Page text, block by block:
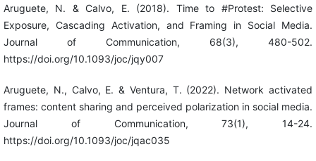
Aruguete, N. & Calvo, E. (2018). Time to #Protest: Selective
Exposure, Cascading Activation, and Framing in Social Media.
Journal of Communication, 68(3), 480-502.
https://doi.org/10.1093/joc/jqy007
Aruguete, N., Calvo, E. & Ventura, T. (2022). Network activated
frames: content sharing and perceived polarization in social media.
Journal of Communication, 73(1), 14-24.
https://doi.org/10.1093/joc/jqac035